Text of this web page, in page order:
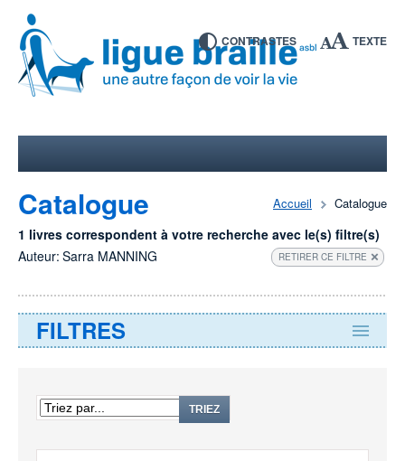
CONTRASTES TEXTE
Accueil Catalogue
Catalogue
1 livres correspondent à votre recherche avec le(s) filtre(s)
Auteur: Sarra MANNING RETIRER CE FILTRE
FILTRES
TRIEZ